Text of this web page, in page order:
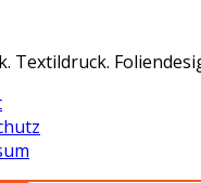
Textildruck.